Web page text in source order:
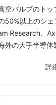
空バルブのト
50%以上のシェ
Research、
外の大手半導
詳